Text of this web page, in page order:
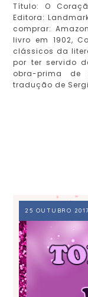
Título: O
Editora:
comprar:
livro em 1902,
clássicos da
por ter servido
obra-prima de
tradução de
25 OUTUBRO 2017